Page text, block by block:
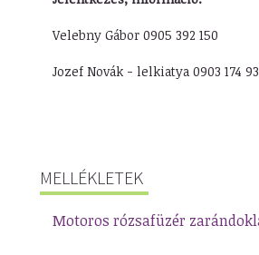
Velebny Gábor 0905 392 150
Jozef Novák - lelkiatya 0903 174
MELLÉKLETEK
Motoros rózsafüzér